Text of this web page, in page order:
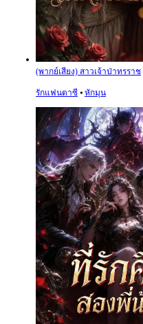
(พากย์เสียง) สาวเจ้าป่าทรราช
รักแฟนตาซี ⦁ หักมุน